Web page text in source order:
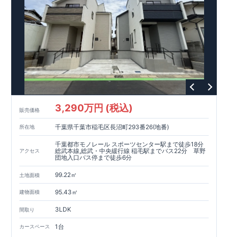
取得
もっと詳しく 「設計」と「建設」のダブルで性
能を評価されています！図面を第三者機関へ提出します。外部
評価委員が建設中に3回、竣工時に
回の現場検査が行われま
す。構造の安定・劣化の軽減・維持管理への配慮・温熱環境・
エネルギー消費量の必須4分野、空気環境で、最高等級取得！ ■
耐震等級 3 もっと詳しく 東栄住宅の建物は、国が定めた耐
震最高等級3を取得。建築基準法に定められた、｢数百年に一度
発生する地震に対して、倒壊、崩壊しない｣という基準から、さ
らに1.5倍の耐震力を達成しています。 ■耐風等級2 災害時の損
傷の受けにくさを評価されています。建築基準法に定められて
度）のさらに
も損傷を生じないことで耐風最高等級
社一貫体制もっと詳しく 東栄住宅は土地の仕入れ、設計、施
工、販売、メンテナンスまで、すべてのプロセスに携わってい
アフターサポート もっと詳しく
快適に暮らす
ことができる住宅の品質を長期にわたり維持するには、定期的
な点検を実施することが重要です。 最大
ざいます。もちろん、定期点検以外でも万一不具合が発生した
際は対応いたします。
当社こだわりの空間アイディアを ショート動画で
ご紹介しています。 ここをクリッ
販売価格 3,290万円 (税込)
所在地 千葉県千葉市稲毛区長沼町293番26(地番)
アクセス
千葉都市モノレール スポーツセンター駅まで徒歩18分
総武本線,総武・中央緩行線 稲毛駅までバス22分 草野
団地入口バス停まで徒歩6分
土地面積 99.22㎡
建物面積 95.43㎡
間取り 3LDK
カースペース 1台